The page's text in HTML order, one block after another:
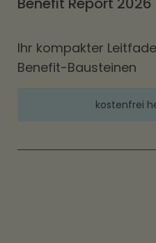
Ihr kompakter
Benefit-Bausteinen
kostenfrei